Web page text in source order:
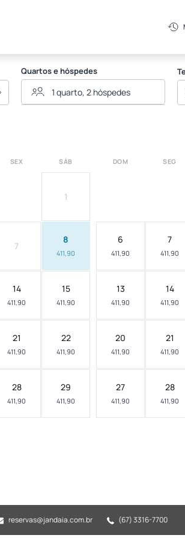
Quartos e hóspedes
SEX SÁB
1
7
8
411,90
14
411,90
15
411,90
21
411,90
22
411,90
28
411,90
29
411,90
DOM SEG
6
411,90
7
411,90
13
411,90
14
411,90
20
411,90
21
411,90
27
411,90
28
411,90
reservas@jandaia.com.br (67) 3316-7700